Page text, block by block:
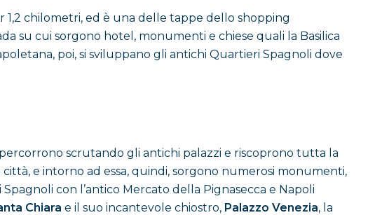
1,2 chilometri, ed è una delle tappe dello shopping
su cui sorgono hotel, monumenti e chiese quali la Basilica
poi, si sviluppano gli antichi Quartieri Spagnoli dove
scrutando gli antichi palazzi e riscoprono tutta la
città, e intorno ad essa, quindi, sorgono numerosi monumenti,
Spagnoli con l’antico Mercato della Pignasecca e Napoli
Chiara e il suo incantevole chiostro, Palazzo Venezia, la